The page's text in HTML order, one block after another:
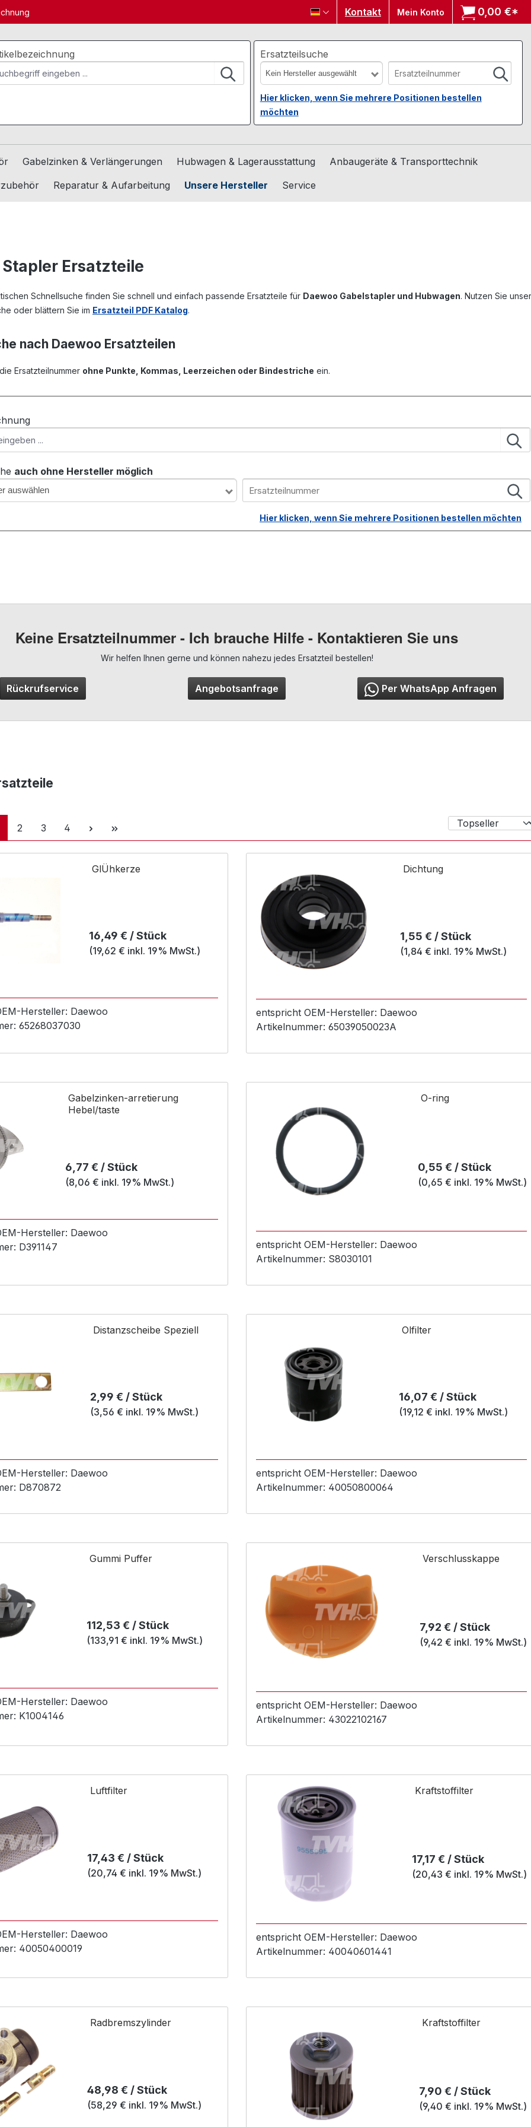
Kontakt Mein Konto 0,00 €*
Ersatzteilsuche
Kein Hersteller ausgewählt
Hier klicken, wenn Sie mehrere Positionen bestellen
möchten
Gabelzinken & Verlängerungen Hubwagen & Lagerausstattung
Anbaugeräte & Transporttechnik
Reparatur & Aufarbeitung Unsere Hersteller Service
Stapler Ersatzteile
Schnellsuche finden Sie schnell und einfach passende Ersatzteile für Daewoo Gabelstapler und Hubwagen. Nutzen Sie
oder blättern Sie im Ersatzteil PDF Katalog.
nach Daewoo Ersatzteilen
Ersatzteilnummer ohne Punkte, Kommas, Leerzeichen oder Bindestriche ein.
auch ohne Hersteller möglich
auswählen
Hier klicken, wenn Sie mehrere Positionen bestellen möchten
Keine Ersatzteilnummer - Ich brauche Hilfe - Kontaktieren Sie uns
Wir helfen Ihnen gerne und können nahezu jedes Ersatzteil bestellen!
Rückrufservice Angebotsanfrage Per WhatsApp Anfragen
Seite
2 Seite
3 Seite
4
GlÜhkerze
Regulärer Preis:
16,49 € / Stück
(19,62 € inkl. 19% MwSt.)
Hersteller: Daewoo
65268037030
Dichtung
Regulärer Preis:
1,55 € / Stück
(1,84 € inkl. 19% MwSt.)
entspricht OEM-Hersteller: Daewoo
Artikelnummer: 65039050023A
Gabelzinken-arretierung
Hebel/taste
Regulärer Preis:
6,77 € / Stück
(8,06 € inkl. 19% MwSt.)
Hersteller: Daewoo
D391147
O-ring
Regulärer Preis:
0,55 € / Stück
(0,65 € inkl. 19% MwSt.)
entspricht OEM-Hersteller: Daewoo
Artikelnummer: S8030101
Distanzscheibe Speziell
Regulärer Preis:
2,99 € / Stück
(3,56 € inkl. 19% MwSt.)
Hersteller: Daewoo
D870872
Olfilter
Regulärer Preis:
16,07 € / Stück
(19,12 € inkl. 19% MwSt.)
entspricht OEM-Hersteller: Daewoo
Artikelnummer: 40050800064
Gummi Puffer
Regulärer Preis:
112,53 € / Stück
(133,91 € inkl. 19% MwSt.)
Hersteller: Daewoo
K1004146
Verschlusskappe
Regulärer Preis:
7,92 € / Stück
(9,42 € inkl. 19% MwSt.)
entspricht OEM-Hersteller: Daewoo
Artikelnummer: 43022102167
Luftfilter
Regulärer Preis:
17,43 € / Stück
(20,74 € inkl. 19% MwSt.)
Hersteller: Daewoo
40050400019
Kraftstoffilter
Regulärer Preis:
17,17 € / Stück
(20,43 € inkl. 19% MwSt.)
entspricht OEM-Hersteller: Daewoo
Artikelnummer: 40040601441
Radbremszylinder
Regulärer Preis:
48,98 € / Stück
(58,29 € inkl. 19% MwSt.)
Kraftstoffilter
Regulärer Preis:
7,90 € / Stück
(9,40 € inkl. 19% MwSt.)